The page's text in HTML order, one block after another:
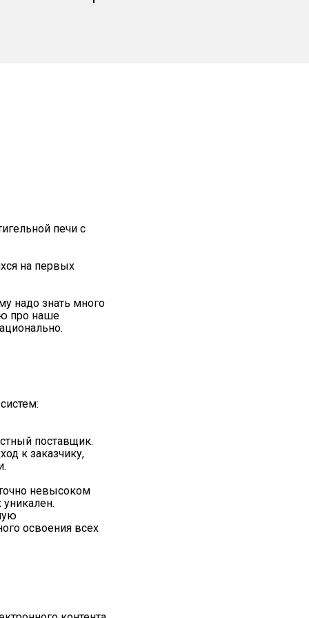
печи с
на первых
надо знать много
про наше
поставщик.
к заказчику,
невысоком
освоения всех